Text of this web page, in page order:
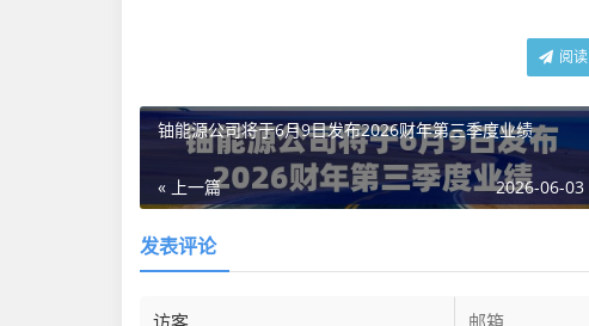
阅读
铀能源公司将于6月9日发布2026财年第三季度业绩
« 上一篇 2026-06-03
发表评论